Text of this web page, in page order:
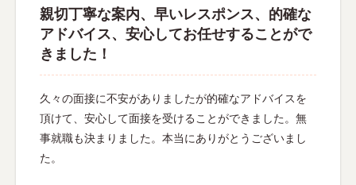
親切丁寧な案内、早いレスポンス、的確な
アドバイス、安心してお任せすることがで
きました！
久々の面接に不安がありましたが的確なアドバイスを
頂けて、安心して面接を受けることができました。無
事就職も決まりました。本当にありがとうございまし
た。